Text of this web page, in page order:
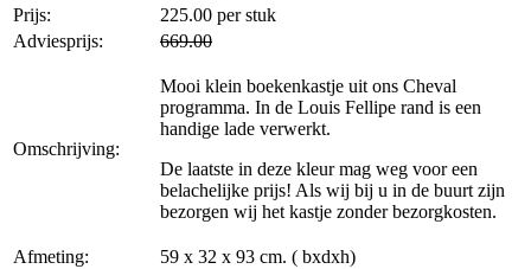
Prijs:
225.00 per stuk
Adviesprijs:
669.00
Omschrijving:
Mooi klein boekenkastje uit ons Cheval
programma. In de Louis Fellipe rand is een
handige lade verwerkt.
De laatste in deze kleur mag weg voor een
belachelijke prijs! Als wij bij u in de buurt zijn
bezorgen wij het kastje zonder bezorgkosten.
Afmeting:
59 x 32 x 93 cm. ( bxdxh)